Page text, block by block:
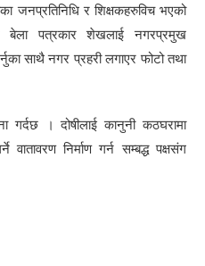
जनप्रतिनिधि र शिक्षकहरुविच भएको
बेला पत्रकार शेखलाई नगरप्रमुख
साथै नगर प्रहरी लगाएर फोटो तथा
गर्दछ । दोषीलाई कानुनी कठघरामा
वातावरण निर्माण गर्न सम्बद्ध पक्षसंग